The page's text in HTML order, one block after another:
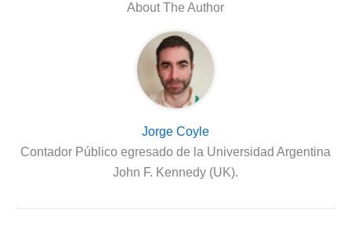
About The Author
Jorge Coyle
Contador Público egresado de la Universidad Argentina
John F. Kennedy (UK).